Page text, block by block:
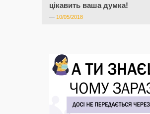
цікавить ваша думка!
— 10/05/2018